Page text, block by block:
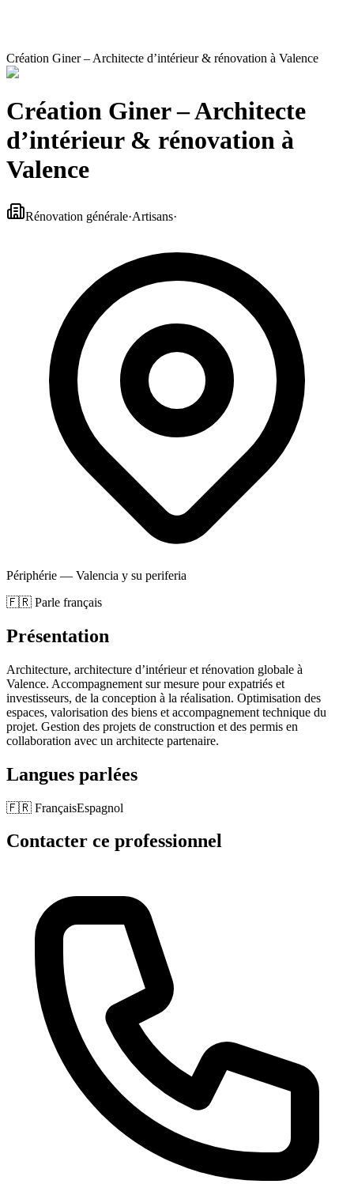
Création Giner – Architecte d’intérieur & rénovation à Valence
Création Giner – Architecte
d’intérieur & rénovation à
Valence
Rénovation générale·Artisans·
Périphérie — Valencia y su periferia
🇫🇷 Parle français
Présentation
Architecture, architecture d’intérieur et rénovation globale à
Valence. Accompagnement sur mesure pour expatriés et
investisseurs, de la conception à la réalisation. Optimisation des
espaces, valorisation des biens et accompagnement technique du
projet. Gestion des projets de construction et des permis en
collaboration avec un architecte partenaire.
Langues parlées
🇫🇷 FrançaisEspagnol
Contacter ce professionnel